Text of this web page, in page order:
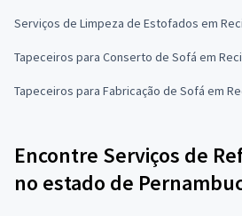
Serviços de Limpeza de Estofados em
Tapeceiros para Conserto de Sofá em
Tapeceiros para Fabricação de Sofá em
Encontre Serviços de
no estado de